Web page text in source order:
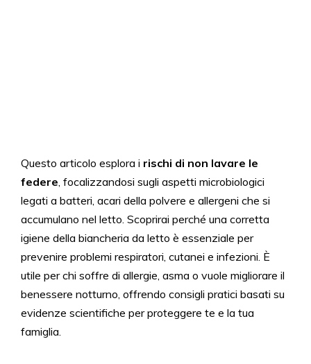
Questo articolo esplora i rischi di non lavare le
federe, focalizzandosi sugli aspetti microbiologici
legati a batteri, acari della polvere e allergeni che si
accumulano nel letto. Scoprirai perché una corretta
igiene della biancheria da letto è essenziale per
prevenire problemi respiratori, cutanei e infezioni. È
utile per chi soffre di allergie, asma o vuole migliorare il
benessere notturno, offrendo consigli pratici basati su
evidenze scientifiche per proteggere te e la tua
famiglia.